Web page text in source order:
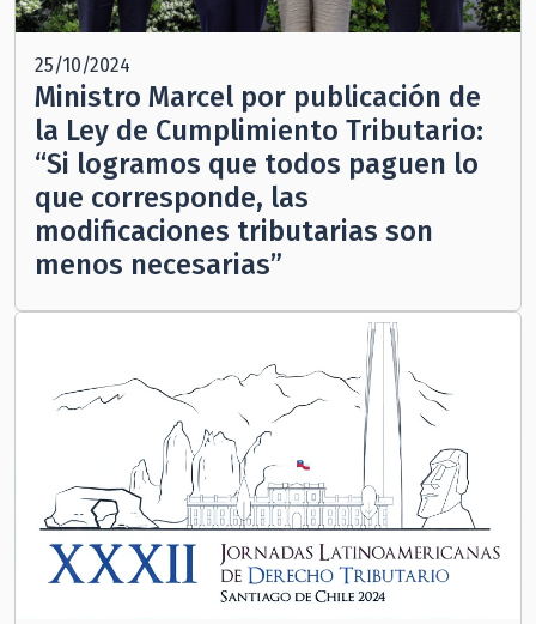
25/10/2024
Ministro Marcel por publicación de
la Ley de Cumplimiento Tributario:
“Si logramos que todos paguen lo
que corresponde, las
modificaciones tributarias son
menos necesarias”